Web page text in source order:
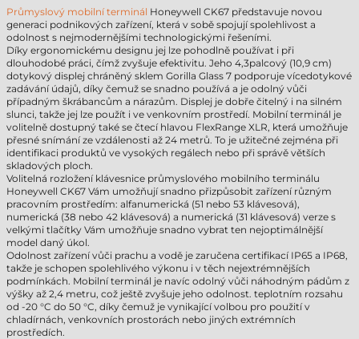
Průmyslový mobilní terminál Honeywell CK67 představuje novou
generaci podnikových zařízení, která v sobě spojují spolehlivost a
odolnost s nejmodernějšími technologickými řešeními.
Díky ergonomickému designu jej lze pohodlně používat i při
dlouhodobé práci, čímž zvyšuje efektivitu. Jeho 4,3palcový (10,9 cm)
dotykový displej chráněný sklem Gorilla Glass 7 podporuje vícedotykové
zadávání údajů, díky čemuž se snadno používá a je odolný vůči
případným škrábancům a nárazům. Displej je dobře čitelný i na silném
slunci, takže jej lze použít i ve venkovním prostředí. Mobilní terminál je
volitelně dostupný také se čtecí hlavou FlexRange XLR, která umožňuje
přesné snímání ze vzdálenosti až 24 metrů. To je užitečné zejména při
identifikaci produktů ve vysokých regálech nebo při správě větších
skladových ploch.
Volitelná rozložení klávesnice průmyslového mobilního terminálu
Honeywell CK67 Vám umožňují snadno přizpůsobit zařízení různým
pracovním prostředím: alfanumerická (51 nebo 53 klávesová),
numerická (38 nebo 42 klávesová) a numerická (31 klávesová) verze s
velkými tlačítky Vám umožňuje snadno vybrat ten nejoptimálnější
model daný úkol.
Odolnost zařízení vůči prachu a vodě je zaručena certifikací IP65 a IP68,
takže je schopen spolehlivého výkonu i v těch nejextrémnějších
podmínkách. Mobilní terminál je navíc odolný vůči náhodným pádům z
výšky až 2,4 metru, což ještě zvyšuje jeho odolnost. teplotním rozsahu
od -20 °C do 50 °C, díky čemuž je vynikající volbou pro použití v
chladírnách, venkovních prostorách nebo jiných extrémních
prostředích.